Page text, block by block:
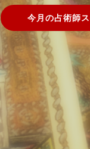
今月の占術師